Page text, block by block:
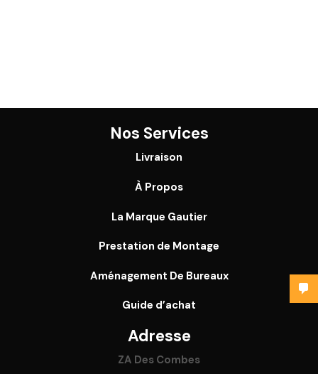
Nos Services
Livraison
À Propos
La Marque Gautier
Prestation de Montage
Aménagement De Bureaux
Guide d’achat
Adresse
ZA Des Combes